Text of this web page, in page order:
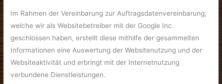
Im Rahmen der Vereinbarung zur Auftragsdatenvereinbarung,
welche wir als Websitebetreiber mit der Google Inc.
geschlossen haben, erstellt diese mithilfe der gesammelten
Informationen eine Auswertung der Websitenutzung und der
Websiteaktivität und erbringt mit der Internetnutzung
verbundene Dienstleistungen.